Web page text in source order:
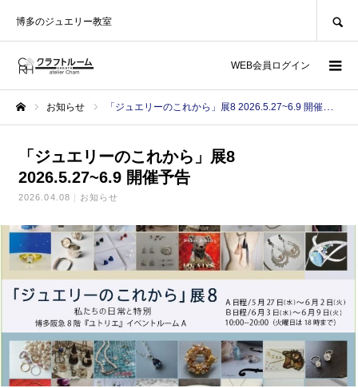
博多のジュエリー教室
WEB会員ログイン
お知らせ 「ジュエリーのこれから」展8 2026.5.27~6.9 開催予告
「ジュエリーのこれから」展8
2026.5.27~6.9 開催予告
2026.04.08 お知らせ